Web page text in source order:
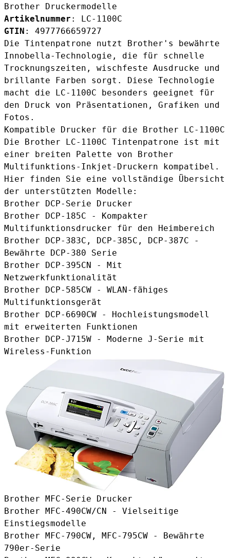
Brother Druckermodelle
Artikelnummer : LC-1100C
GTIN : 4977766659727
Die Tintenpatrone nutzt Brother's bewährte
Innobella-Technologie, die für schnelle
Trocknungszeiten, wischfeste Ausdrucke und
brillante Farben sorgt. Diese Technologie
macht die LC-1100C besonders geeignet für
den Druck von Präsentationen, Grafiken und
Fotos.
Kompatible Drucker für die Brother LC-1100C
Die Brother LC-1100C Tintenpatrone ist mit
einer breiten Palette von Brother
Multifunktions-Inkjet-Druckern kompatibel.
Hier finden Sie eine vollständige Übersicht
der unterstützten Modelle:
Brother DCP-Serie Drucker
Brother DCP-185C - Kompakter
Multifunktionsdrucker für den Heimbereich
Brother DCP-383C, DCP-385C, DCP-387C -
Bewährte DCP-380 Serie
Brother DCP-395CN - Mit
Netzwerkfunktionalität
Brother DCP-585CW - WLAN-fähiges
Multifunktionsgerät
Brother DCP-6690CW - Hochleistungsmodell
mit erweiterten Funktionen
Brother DCP-J715W - Moderne J-Serie mit
Wireless-Funktion
Brother MFC-Serie Drucker
Brother MFC-490CW/CN - Vielseitige
Einstiegsmodelle
Brother MFC-790CW, MFC-795CW - Bewährte
790er-Serie